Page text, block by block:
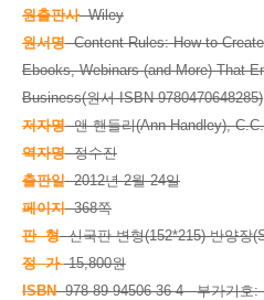
원출판사Wiley
원서명Content Rules: How to
Ebooks, Webinars (and More) That
Business(원서 ISBN 9780470648285)
저자명앤 핸들리(Ann Handley),
역자명정수진
출판일2012년 2월 24일
페이지368쪽
판 형신국판 변형(152*215) 반양장
정 가15,800원
ISBN978-89-94506-36-4 부가기호: